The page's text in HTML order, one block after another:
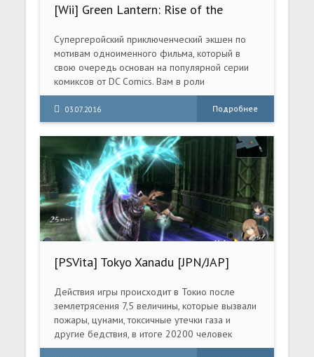
[Wii] Green Lantern: Rise of the
Manhunters [NTSC, ENG]
Супергеройский приключенческий экшен по
мотивам одноименного фильма, который в
свою очередь основан на популярной серии
комиксов от DC Comics. Вам в роли
талантливого летчика-испытателя Хэла
Джордана, который по воле случая стал
членом Корпуса Зеленых Фонарей, предстоит
заняться наведением порядка на бескрайних
просторах космоса. У вас есть Кольцо Силы,
излучающее зеленую энергию, мощнейшее
оружие борьбы с агрессивными андроидами
Мэнхантерами, стремящимися во что бы то ни
стало уничтожить легендарный отряд
межгалактических сил.
03.07.2016 Подробнее
[PSVita] Tokyo Xanadu [JPN/JAP]
Действия игры происходит в Токио после
землетрясения 7,5 величины, которые вызвали
пожары, цунами, токсичные утечки газа и
другие бедствия, в итоге 20200 человек
убиты и 7000 пропавшие без вести. Героем